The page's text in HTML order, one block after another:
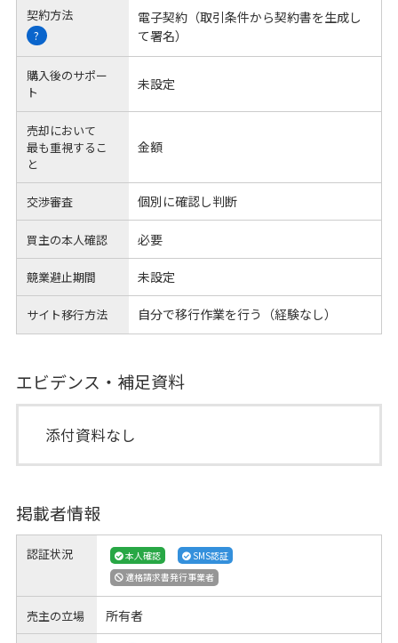
契約方法
?
電子契約（取引条件から契約書を生成し
て署名）
購入後のサポー
ト
未設定
売却において
最も重視するこ
と
金額
交渉審査 個別に確認し判断
買主の本人確認 必要
競業避止期間 未設定
サイト移行方法 自分で移行作業を行う（経験なし）
エビデンス・補足資料
添付資料なし
掲載者情報
認証状況 本人確認
SMS認証
適格請求書発行事業者
売主の立場 所有者